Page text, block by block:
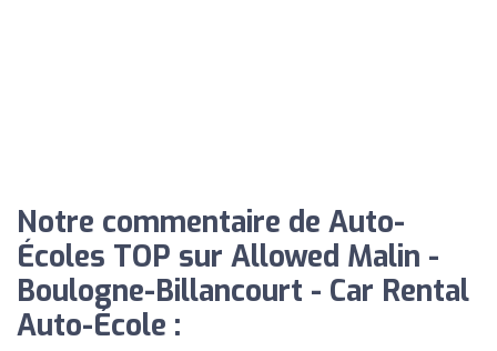
Notre commentaire de Auto-
Écoles TOP sur Allowed Malin -
Boulogne-Billancourt - Car Rental
Auto-École :